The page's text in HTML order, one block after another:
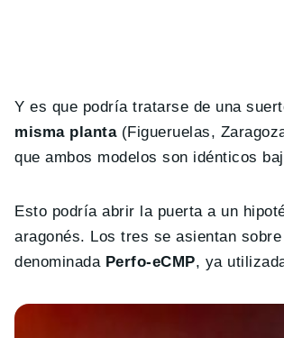
Y es que podría tratarse de una
misma planta(Figueruelas,
que ambos modelos son idénticos
Esto podría abrir la puerta a un
aragonés. Los tres se asientan
denominada Perfo-eCMP, ya